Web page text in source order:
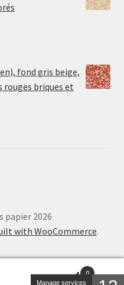
fond gris beige,
rouges briques et
papier 2026
with WooCommerce.
0
Manage services